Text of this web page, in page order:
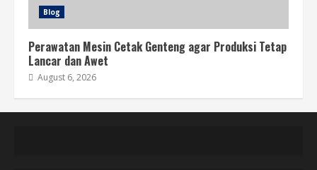
Blog
Perawatan Mesin Cetak Genteng agar Produksi Tetap
Lancar dan Awet
August 6, 2026